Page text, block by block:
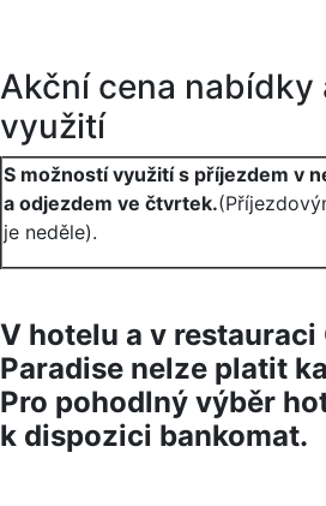
Akční cena nabídky
využití
S možností využití s příjezdem v
a odjezdem ve čtvrtek.
je neděle).
V hotelu a v restauraci
Paradise nelze platit
Pro pohodlný výběr
k dispozici bankomat.